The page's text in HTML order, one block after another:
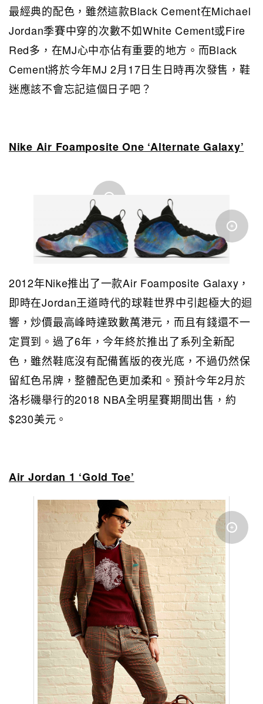
最經典的配色，雖然這款Black Cement在Michael
Jordan季賽中穿的次數不如White Cement或Fire
Red多，在MJ心中亦佔有重要的地方。而Black
Cement將於今年MJ 2月17日生日時再次發售，鞋
迷應該不會忘記這個日子吧？
Nike Air Foamposite One ‘Alternate Galaxy’
2012年Nike推出了一款Air Foamposite Galaxy，
即時在Jordan王道時代的球鞋世界中引起極大的迴
響，炒價最高峰時達致數萬港元，而且有錢還不一
定買到。過了6年，今年終於推出了系列全新配
色，雖然鞋底沒有配備舊版的夜光底，不過仍然保
留紅色吊牌，整體配色更加柔和。預計今年2月於
洛杉磯舉行的2018 NBA全明星賽期間出售，約
$230美元。
Air Jordan 1 ‘Gold Toe’